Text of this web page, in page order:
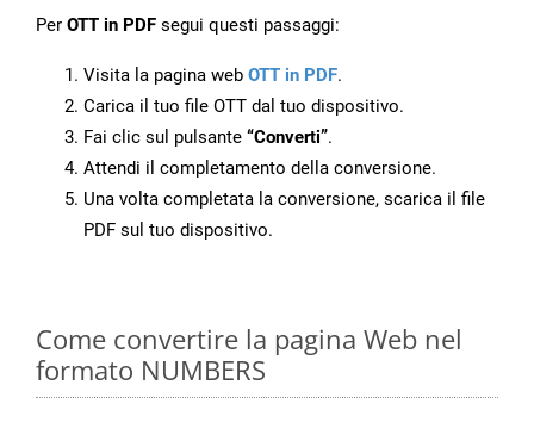
Per OTT in PDF segui questi passaggi:
Visita la pagina web OTT in PDF.
Carica il tuo file OTT dal tuo dispositivo.
Fai clic sul pulsante “Converti”.
Attendi il completamento della conversione.
Una volta completata la conversione, scarica il file
PDF sul tuo dispositivo.
Come convertire la pagina Web nel
formato NUMBERS